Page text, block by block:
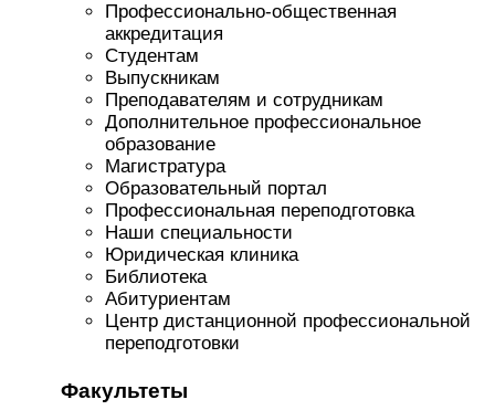
Профессионально-общественная
аккредитация
Студентам
Выпускникам
Преподавателям и сотрудникам
Дополнительное профессиональное
образование
Магистратура
Образовательный портал
Профессиональная переподготовка
Наши специальности
Юридическая клиника
Библиотека
Абитуриентам
Центр дистанционной профессиональной
переподготовки
Факультеты